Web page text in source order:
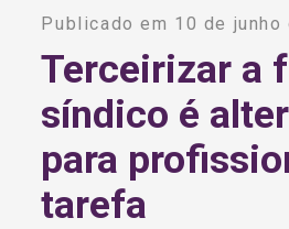
t
r
n
t
v
e
:
Publicado em 10 de junho
Terceirizar a
síndico é
para
tarefa